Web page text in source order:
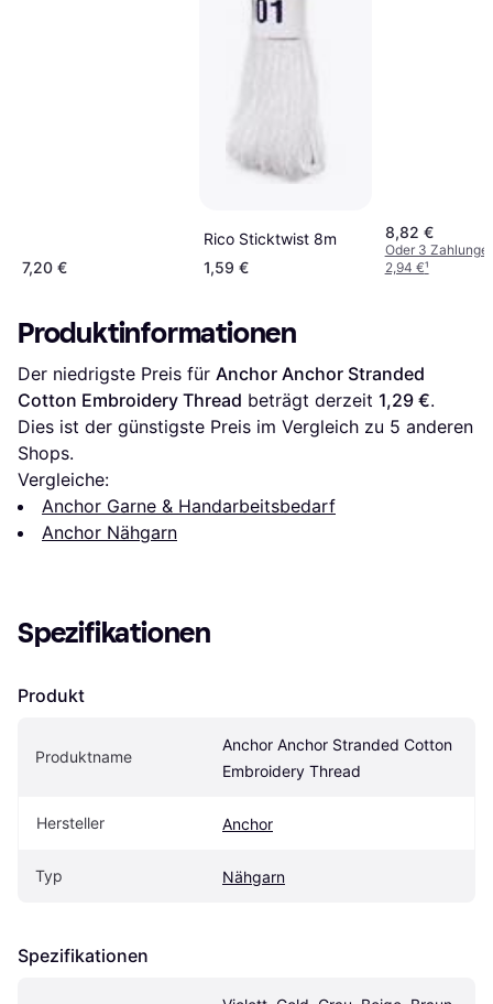
7,20 €
Rico Sticktwist 8m
1,59 €
8,82 €
Oder 3
2,94 €¹
Produktinformationen
Der niedrigste Preis für Anchor Anchor Stranded
Cotton Embroidery Thread beträgt derzeit 1,29 €.
Dies ist der günstigste Preis im Vergleich zu 5 anderen
Shops.
Vergleiche:
Anchor Garne & Handarbeitsbedarf
Anchor Nähgarn
Spezifikationen
Produkt
Produktname
Anchor Anchor Stranded Cotton
Embroidery Thread
Hersteller Anchor
Typ Nähgarn
Spezifikationen